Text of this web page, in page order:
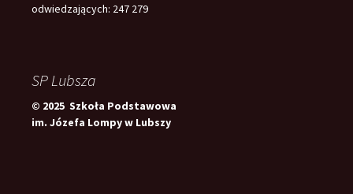
odwiedzających: 247 279
SP Lubsza
© 2025 Szkoła Podstawowa
im. Józefa Lompy w Lubszy